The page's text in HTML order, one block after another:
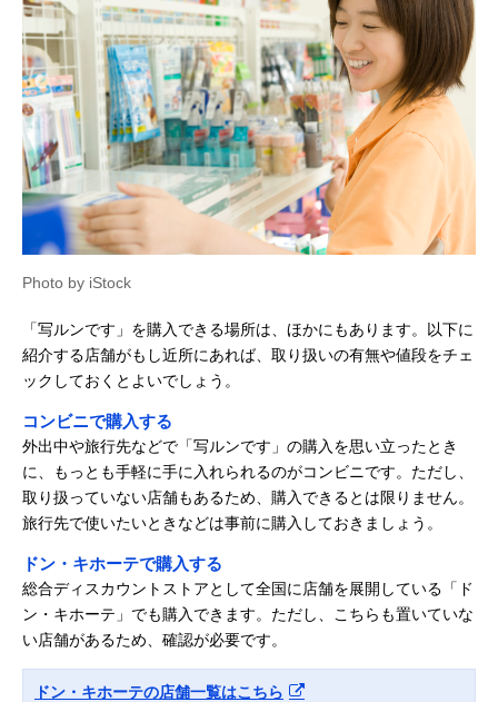
Photo by iStock
「写ルンです」を購入できる場所は、ほかにもあります。以下に
紹介する店舗がもし近所にあれば、取り扱いの有無や値段をチェ
ックしておくとよいでしょう。
コンビニで購入する
外出中や旅行先などで「写ルンです」の購入を思い立ったとき
に、もっとも手軽に手に入れられるのがコンビニです。ただし、
取り扱っていない店舗もあるため、購入できるとは限りません。
旅行先で使いたいときなどは事前に購入しておきましょう。
ドン・キホーテで購入する
総合ディスカウントストアとして全国に店舗を展開している「ド
ン・キホーテ」でも購入できます。ただし、こちらも置いていな
い店舗があるため、確認が必要です。
ドン・キホーテの店舗一覧はこちら